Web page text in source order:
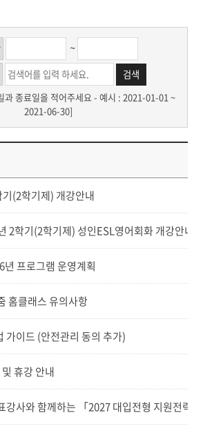
~
과 종료일을 적어주세요 - 예시 : 2021-01-01 ~
2021-06-30]
(2학기제) 개강안내
2학기(2학기제) 성인ESL영어회화 개강안내
프로그램 운영계획
홈클래스 유의사항
가이드 (안전관리 동의 추가)
휴강 안내
강사와 함께하는 「2027 대입전형 지원전략